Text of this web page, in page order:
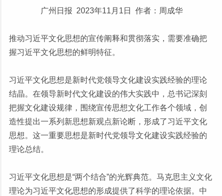
广州日报 2023年11月1日 作者：周成华
推动习近平文化思想的宣传阐释和贯彻落实，需要准确把
握习近平文化思想的鲜明特征。
习近平文化思想是新时代党领导文化建设实践经验的理论
结晶。在领导新时代文化建设的伟大实践中，总书记深刻
把握文化建设规律，围绕宣传思想文化工作各个领域，创
造性提出一系列新思想新观点新论断，形成了习近平文化
思想。这一重要思想是新时代党领导文化建设实践经验的
理论总结。
习近平文化思想是“两个结合”的光辉典范。马克思主义文化
理论为习近平文化思想的形成提供了科学的理论依据。中